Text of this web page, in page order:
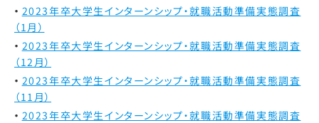
2023年卒大学生インターンシップ・就職活動準備実態調査
（1月）
2023年卒大学生インターンシップ・就職活動準備実態調査
（12月）
2023年卒大学生インターンシップ・就職活動準備実態調査
（11月）
2023年卒大学生インターンシップ・就職活動準備実態調査